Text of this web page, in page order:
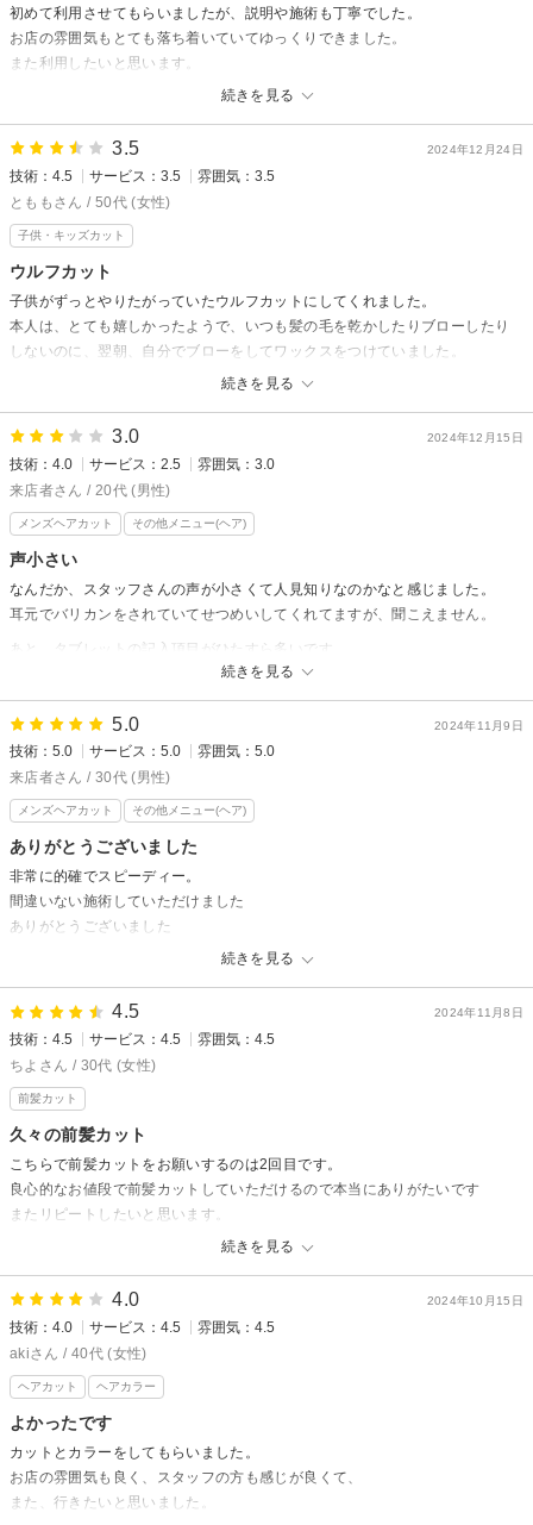
stylist matsuri
続きを見る
初めて利用させてもらいましたが、説明や施術も丁寧でした。
お店の雰囲気もとても落ち着いていてゆっくりできました。
また利用したいと思います。
先日は数ある美容室の中からお選びいただき
ご来店ありがとうございました。
ご満足していただき嬉しく思います！
またのご来店を心よりお待ちしております＾＾
stylist鉾之原みつき
2024年12月24日
3.5
技術：4.5 サービス：3.5
雰囲気：3.5
とももさん / 50代 (女性)
子供・キッズカット
ウルフカット
続きを見る
子供がずっとやりたがっていたウルフカットにしてくれました。
本人は、とても嬉しかったようで、いつも髪の毛を乾かしたりブローしたり
しないのに、翌朝、自分でブローをしてワックスをつけていました。
先日はご来店いただきありがとうございました。
ご返信大変おくれ申し訳ございません。
スタイルが変わりお手入れが難しいと思うのでまたのご来店
ご相談お待ちしております。
スタイリスト 溝口
2024年12月15日
3.0
技術：4.0 サービス：2.5
雰囲気：3.0
来店者さん / 20代 (男性)
メンズヘアカット その他メニュー(ヘア)
声小さい
続きを見る
なんだか、スタッフさんの声が小さくて人見知りなのかなと感じました。
耳元でバリカンをされていてせつめいしてくれてますが、聞こえません。
あと、タブレットの記入項目がひたすら多いです。
BASE awajiからの返信
先日はご来店ありがとうございました
この度は大変申し訳ございませんでした
貴重なご意見ありがとうございます
お客様がより良くお過ごし頂けるようにスタッフへの共有
改善させて頂きたいと思います
またご不明な点などございましたらご気軽にご相談ください
BASE.awaji
2024年11月9日
5.0
技術：5.0 サービス：5.0
雰囲気：5.0
来店者さん / 30代 (男性)
メンズヘアカット その他メニュー(ヘア)
ありがとうございました
続きを見る
非常に的確でスピーディー。
間違いない施術していただけました
ありがとうございました
先日は数ある美容室の中からお選びいただき
ご来店ありがとうございました！！
ご満足していただき嬉しく思います♪
またのご来店を心よりお待ちしております＾＾
stylist鉾之原みつき
2024年11月8日
4.5
技術：4.5 サービス：4.5
雰囲気：4.5
ちよさん / 30代 (女性)
前髪カット
久々の前髪カット
続きを見る
こちらで前髪カットをお願いするのは2回目です。
良心的なお値段で前髪カットしていただけるので本当にありがたいです
またリピートしたいと思います。
ちよ様
先日は数ある美容室の中からお選びいただき
ご来店ありがとうございました。
ご満足していただき嬉しく思います＾＾
またのご来店を心よりお待ちしております♪
stylist鉾之原みつき
2024年10月15日
4.0
技術：4.0 サービス：4.5
雰囲気：4.5
akiさん / 40代 (女性)
ヘアカット ヘアカラー
よかったです
カットとカラーをしてもらいました。
お店の雰囲気も良く、スタッフの方も感じが良くて、
また、行きたいと思いました。